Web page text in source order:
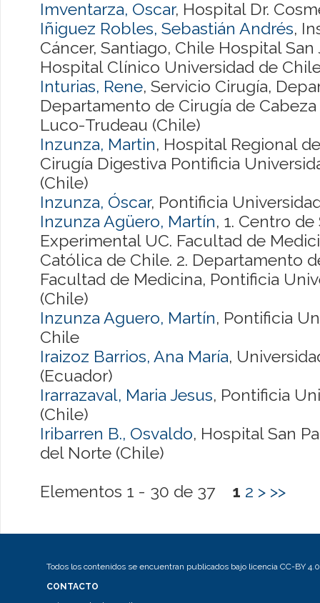
Imventarza, Oscar, Hospital Dr.
Iñiguez Robles, Sebastián Andrés,
Cáncer, Santiago, Chile Hospital
Hospital Clínico Universidad de
Inturias, Rene, Servicio Cirugía,
Departamento de Cirugía de
Luco-Trudeau (Chile)
Inzunza, Martin, Hospital Regional
Cirugía Digestiva Pontificia
(Chile)
Inzunza, Óscar, Pontificia
Inzunza Agüero, Martín, 1. Centro
Experimental UC. Facultad de
Católica de Chile. 2. Departamento
Facultad de Medicina, Pontificia
(Chile)
Inzunza Aguero, Martín, Pontificia
Chile
Iraizoz Barrios, Ana María,
(Ecuador)
Irarrazaval, Maria Jesus, Pontificia
(Chile)
Iribarren B., Osvaldo, Hospital San
del Norte (Chile)
Elementos 1 - 30 de 37 1 2 > >>
Todos los contenidos se encuentran publicados bajo licencia CC-BY 4.0
CONTACTO